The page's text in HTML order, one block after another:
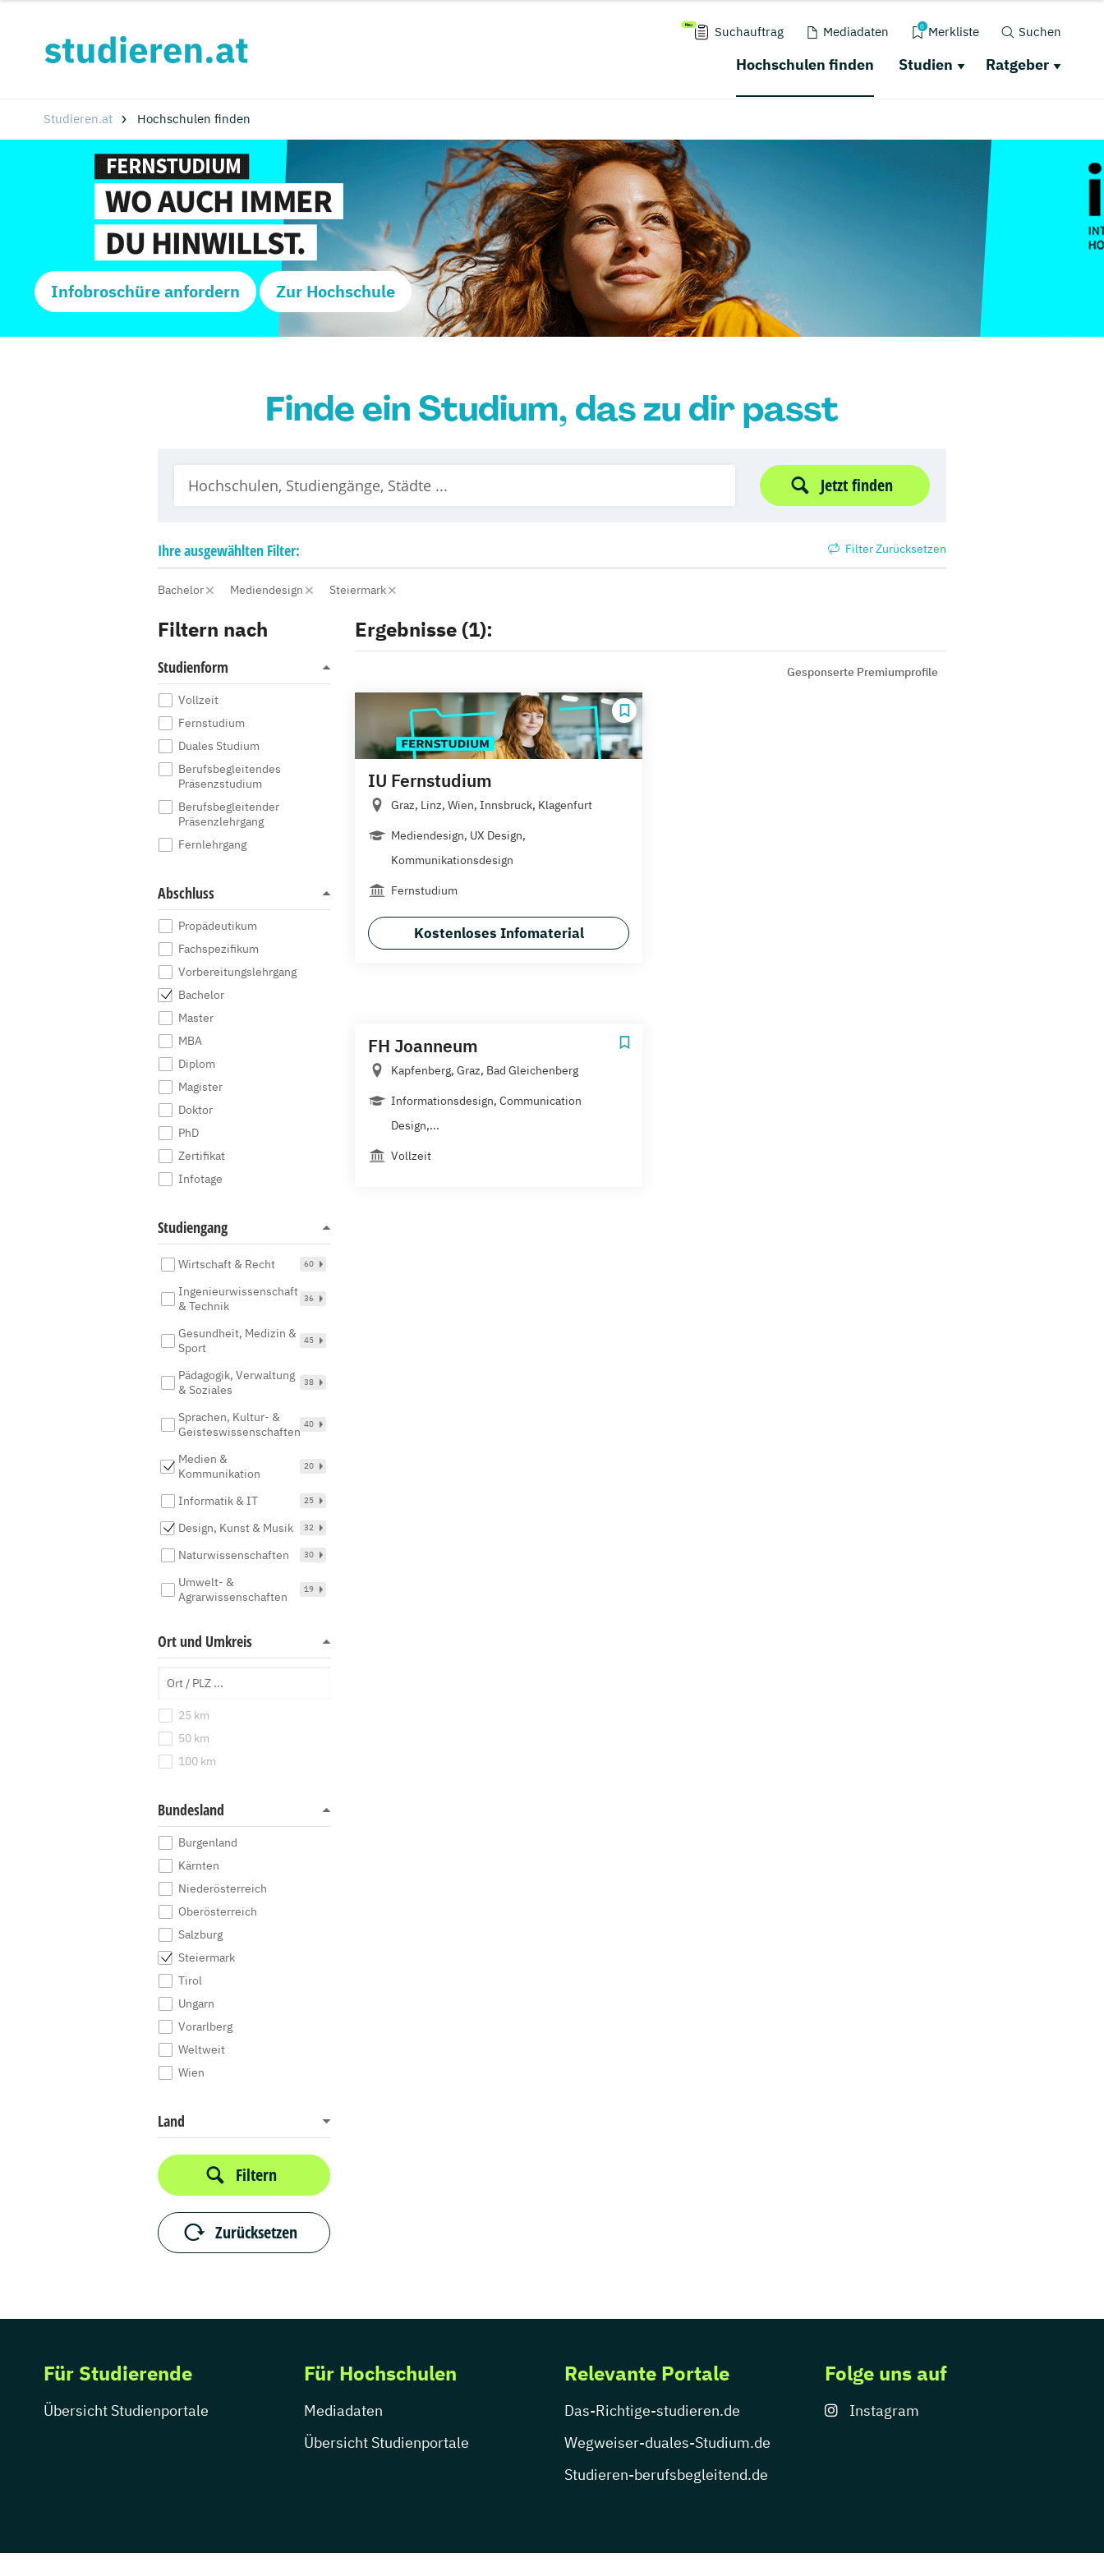
Suchauftrag Mediadaten 0 Merkliste Suchen
Hochschulen finden Studien Ratgeber
Studieren.at Hochschulen finden
Infobroschüre anfordern Zur Hochschule
Finde ein Studium, das zu dir passt
Jetzt finden
Ihreausgewählten Filter: Filter Zurücksetzen
Bachelor Mediendesign Steiermark
Filtern nach
Studienform
Vollzeit
Fernstudium
Duales Studium
Berufsbegleitendes
Präsenzstudium
Berufsbegleitender
Präsenzlehrgang
Fernlehrgang
Abschluss
Propädeutikum
Fachspezifikum
Vorbereitungslehrgang
Bachelor
Master
MBA
Diplom
Magister
Doktor
PhD
Zertifikat
Infotage
Studiengang
Wirtschaft & Recht 60
Ingenieurwissenschaft
& Technik
36
Gesundheit, Medizin &
Sport
45
Pädagogik, Verwaltung
& Soziales
38
Sprachen, Kultur- &
Geisteswissenschaften
40
Medien &
Kommunikation
20
Informatik & IT 25
Design, Kunst & Musik 32
Naturwissenschaften 30
Umwelt- &
Agrarwissenschaften
19
Ort und Umkreis
25 km
50 km
100 km
Bundesland
Burgenland
Kärnten
Niederösterreich
Oberösterreich
Salzburg
Steiermark
Tirol
Ungarn
Vorarlberg
Weltweit
Wien
Land
Filtern
Zurücksetzen
Ergebnisse (1):
Gesponserte Premiumprofile
IU Fernstudium
Graz, Linz, Wien, Innsbruck, Klagenfurt
Mediendesign, UX Design,
Kommunikationsdesign
Fernstudium
Kostenloses Infomaterial
FH Joanneum
Kapfenberg, Graz, Bad Gleichenberg
Informationsdesign, Communication
Design,...
Vollzeit
Für Studierende
Übersicht Studienportale
Für Hochschulen
Mediadaten
Übersicht Studienportale
Relevante Portale
Das-Richtige-studieren.de
Wegweiser-duales-Studium.de
Studieren-berufsbegleitend.de
Folge uns auf
Instagram